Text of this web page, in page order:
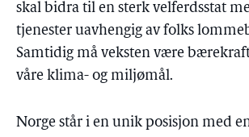
skal bidra til en sterk velferdsstat
tjenester uavhengig av folks
Samtidig må veksten være
våre klima- og miljømål.
Norge står i en unik posisjon med